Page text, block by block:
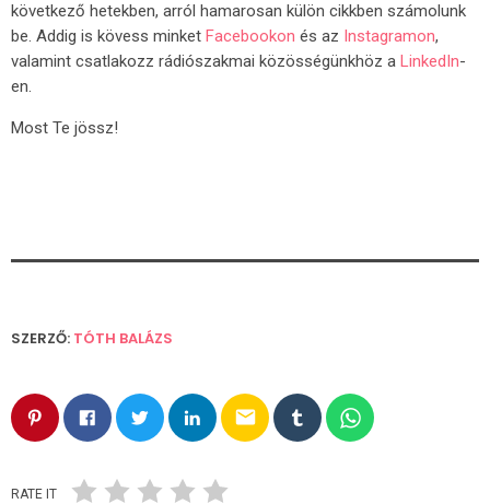
következő hetekben, arról hamarosan külön cikkben számolunk
be. Addig is kövess minket Facebookon és az Instagramon,
valamint csatlakozz rádiószakmai közösségünkhöz a LinkedIn-
en.
Most Te jössz!
SZERZŐ: TÓTH BALÁZS
email
RATE IT